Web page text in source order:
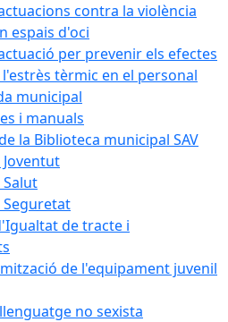
contra la violència
espais d'oci
per prevenir els efectes
tèrmic en el personal
municipal
i manuals
la Biblioteca municipal SAV
Joventut
Salut
Seguretat
de tracte i
de l'equipament juvenil
no sexista